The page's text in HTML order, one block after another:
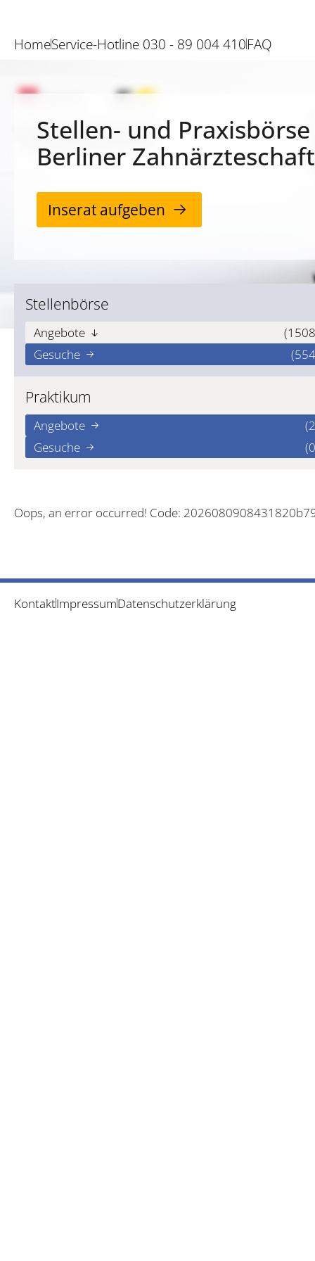
HomeService-Hotline 030 - 89 004 410FAQ
Stellen- und
Berliner Zahnärzteschaft
Inserat aufgeben
Stellenbörse
Angebote
Gesuche
Praktikum
Angebote
Gesuche
Oops, an error occurred! Code:
KontaktImpressumDatenschutzerklärung